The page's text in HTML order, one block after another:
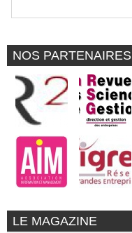
NOS PARTENAIRES
LE MAGAZINE